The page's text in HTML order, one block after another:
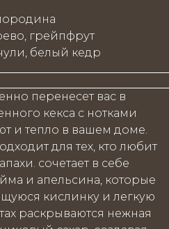
грейпфрут
белый кедр
перенесет вас в
кекса с нотками
и тепло в вашем доме.
для тех, кто любит
сочетает в себе
и апельсина, которые
кислинку и легкую
раскрываются нежная